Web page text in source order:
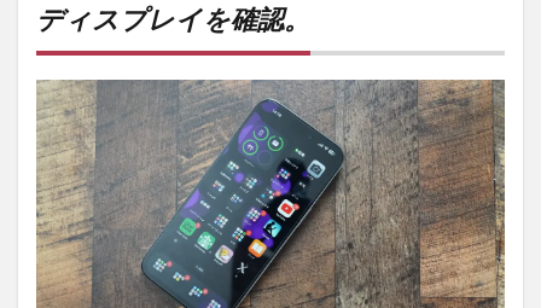
ディスプレイを確認。